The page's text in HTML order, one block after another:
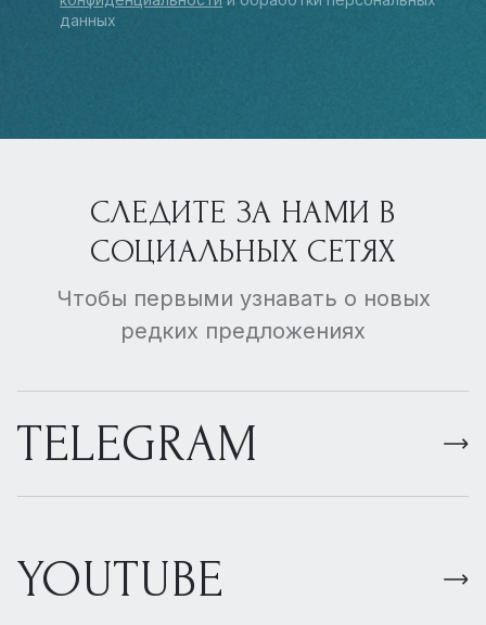
данных
СЛЕДИТЕ ЗА НАМИ В
СОЦИАЛЬНЫХ СЕТЯХ
Чтобы первыми узнавать о новых
редких предложениях
TELEGRAM
YOUTUBE